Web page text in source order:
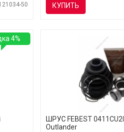
50 КУПИТЬ
4%
ШРУС FEBEST
Outlander